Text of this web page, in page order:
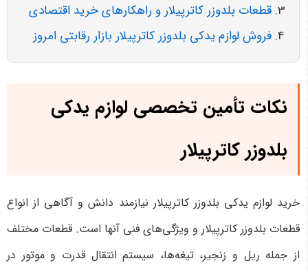
قطعات بلدوزر کاترپیلار و راهکارهای خرید اقتصادی
فروش لوازم یدکی بلدوزر کاترپیلار بازار رقابتی امروز
نکات تأمین تخصصی لوازم یدکی
بلدوزر کاترپیلار
خرید لوازم یدکی بلدوزر کاترپیلار نیازمند دانش و آگاهی از انواع
قطعات بلدوزر کاترپیلار و ویژگی‌های فنی آنها است. قطعات مختلف
از جمله ریل و زنجیر، تیغه‌ها، سیستم انتقال قدرت و موتور در